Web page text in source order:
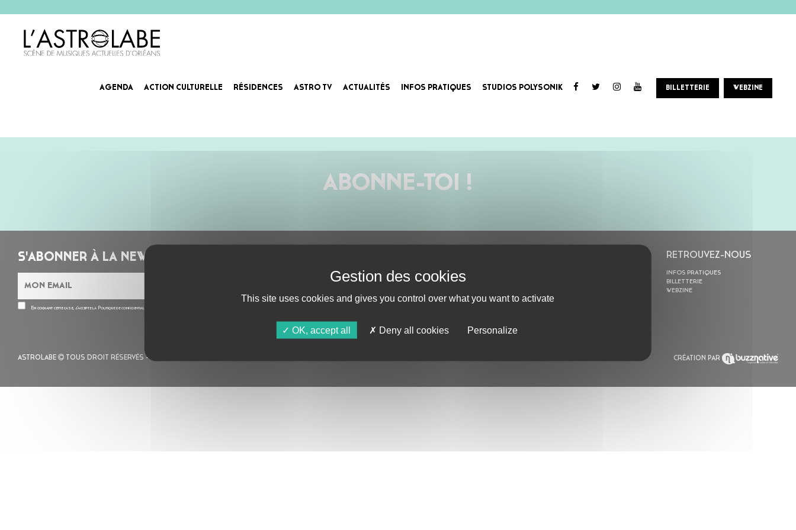
AGENDA ACTION CULTURELLE RÉSIDENCES ASTRO TV ACTUALITÉS INFOS PRATIQUES STUDIOS POLYSONIK BILLETTERIE WEBZINE
ABONNE-TOI !
S'ABONNER À LA NEWSLETTER
En cochant cette case, j’accepte la Politique de confidentialité
AGENDA
ASTRO TV
POLYSONIK REPET &
RETROUVEZ-NOUS
INFOS PRATIQUES
BILLETTERIE
WEBZINE
ASTROLABE TOUS DROIT RÉSERVÉS - CRÉATION PAR
This site uses cookies and gives you control over what you want to activate
OK, accept all Deny all cookies Personalize